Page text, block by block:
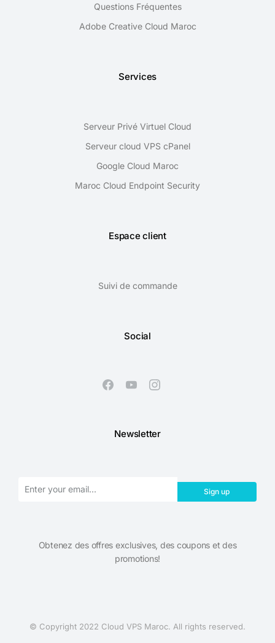
Questions Fréquentes
Adobe Creative Cloud Maroc
Services
Serveur Privé Virtuel Cloud
Serveur cloud VPS cPanel
Google Cloud Maroc
Maroc Cloud Endpoint Security
Espace client
Suivi de commande
Social
Newsletter
Sign up
Obtenez des offres exclusives, des coupons et des
promotions!​
© Copyright 2022 Cloud VPS Maroc. All rights reserved.